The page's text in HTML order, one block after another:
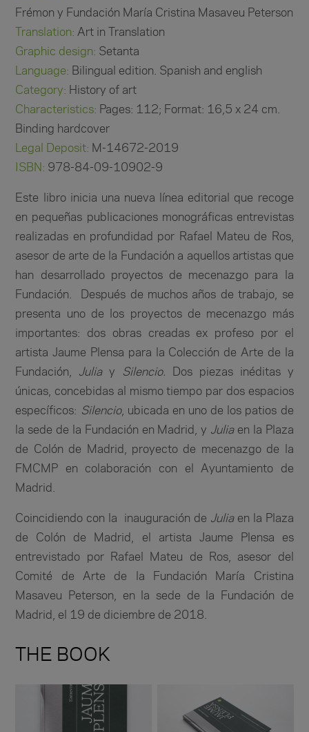
Frémon y Fundación María Cristina Masaveu Peterson
Translation: Art in Translation
Graphic design: Setanta
Language: Bilingual edition. Spanish and english
Category: History of art
Characteristics: Pages: 112; Format: 16,5 x 24 cm.
Binding hardcover
Legal Deposit: M-14672-2019
ISBN: 978-84-09-10902-9
Este libro inicia una nueva línea editorial que recoge
en pequeñas publicaciones monográficas entrevistas
realizadas en profundidad por Rafael Mateu de Ros,
asesor de arte de la Fundación a aquellos artistas que
han desarrollado proyectos de mecenazgo para la
Fundación. Después de muchos años de trabajo, se
presenta uno de los proyectos de mecenazgo más
importantes: dos obras creadas ex profeso por el
artista Jaume Plensa para la Colección de Arte de la
Fundación,
Juliay Silencio. Dos piezas inéditas y
únicas, concebidas al mismo tiempo par dos espacios
específicos: Silencio, ubicada en uno de los patios de
la sede de la Fundación en Madrid, y Julia en la Plaza
de Colón de Madrid, proyecto de mecenazgo de la
FMCMP en colaboración con el Ayuntamiento de
Madrid.
Coincidiendo con la inauguración de Juliaen la Plaza
de Colón de Madrid, el artista Jaume Plensa es
entrevistado por Rafael Mateu de Ros, asesor del
Comité de Arte de la Fundación María Cristina
Masaveu Peterson, en la sede de la Fundación de
Madrid, el 19 de diciembre de 2018.
THE BOOK